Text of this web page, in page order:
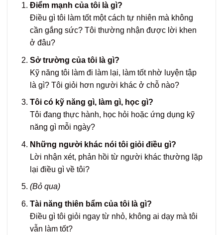
Điểm mạnh của tôi là gì?
Điều gì tôi làm tốt một cách tự nhiên mà không
cần gắng sức? Tôi thường nhận được lời khen
ở đâu?
Sở trường của tôi là gì?
Kỹ năng tôi làm đi làm lại, làm tốt nhờ luyện tập
là gì? Tôi giỏi hơn người khác ở chỗ nào?
Tôi có kỹ năng gì, làm gì, học gì?
Tôi đang thực hành, học hỏi hoặc ứng dụng kỹ
năng gì mỗi ngày?
Những người khác nói tôi giỏi điều gì?
Lời nhận xét, phản hồi từ người khác thường lặp
lại điều gì về tôi?
(Bỏ qua)
Tài năng thiên bẩm của tôi là gì?
Điều gì tôi giỏi ngay từ nhỏ, không ai dạy mà tôi
vẫn làm tốt?